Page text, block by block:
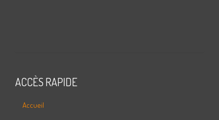
ACCÈS RAPIDE
Accueil